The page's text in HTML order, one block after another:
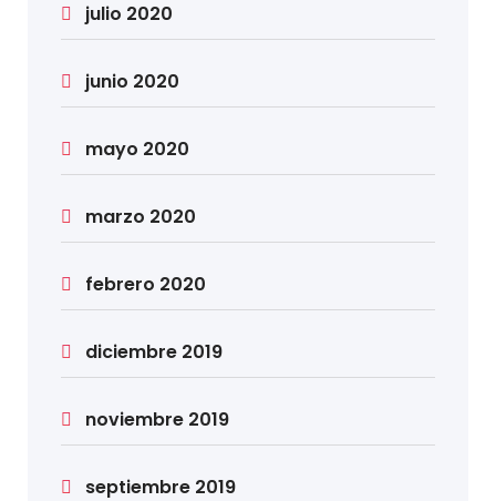
julio 2020
junio 2020
mayo 2020
marzo 2020
febrero 2020
diciembre 2019
noviembre 2019
septiembre 2019